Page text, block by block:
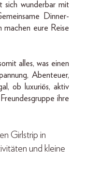
sich wunderbar mit
Dinner-
machen eure Reise
alles, was einen
Abenteuer,
ob luxuriös, aktiv
ihre
Girlstrip in
und kleine